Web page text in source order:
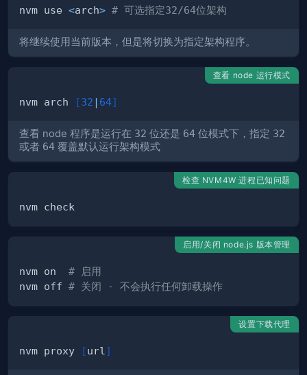
nvm use <arch> # 可选指定32/64位架构
将继续使用当前版本，但是将切换为指定架构程序。
查看 node 运行模式
nvm arch [32 | 64]
查看 node 程序是运行在 32 位还是 64 位模式下，指定 32
或者 64 覆盖默认运行架构模式
检查 NVM4W 进程已知问题
启用/关闭 node.js 版本管理
nvm on # 启用
nvm off # 关闭 - 不会执行任何卸载操作
设置下载代理
nvm proxy [url ]